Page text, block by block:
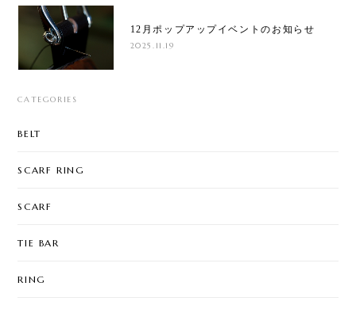
12月ポップアップイベントのお知らせ
2025.11.19
CATEGORIES
BELT
SCARF RING
SCARF
TIE BAR
RING